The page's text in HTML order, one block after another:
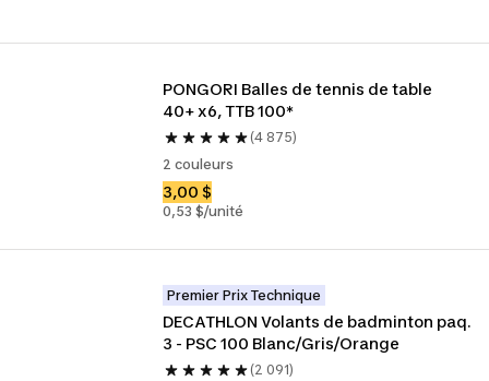
PONGORI Balles de tennis de table
40+ x6, TTB 100*
(4 875)
2 couleurs
3,00 $
0,53 $/unité
Premier Prix Technique
DECATHLON Volants de badminton paq.
3 - PSC 100 Blanc/Gris/Orange
(2 091)